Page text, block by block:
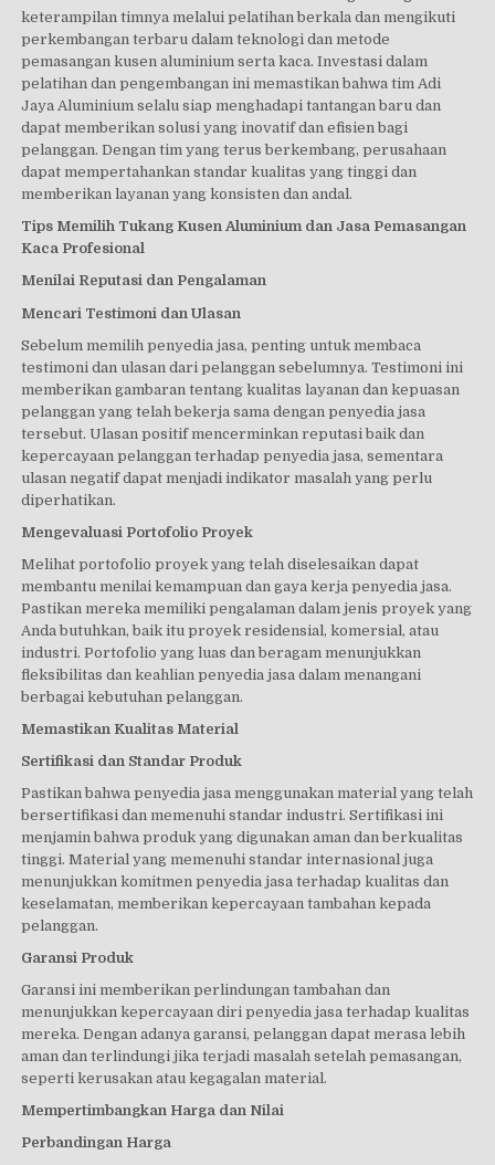
keterampilan timnya melalui pelatihan berkala dan mengikuti
perkembangan terbaru dalam teknologi dan metode
pemasangan kusen aluminium serta kaca. Investasi dalam
pelatihan dan pengembangan ini memastikan bahwa tim Adi
Jaya Aluminium selalu siap menghadapi tantangan baru dan
dapat memberikan solusi yang inovatif dan efisien bagi
pelanggan. Dengan tim yang terus berkembang, perusahaan
dapat mempertahankan standar kualitas yang tinggi dan
memberikan layanan yang konsisten dan andal.
Tips Memilih Tukang Kusen Aluminium dan Jasa Pemasangan
Kaca Profesional
Menilai Reputasi dan Pengalaman
Mencari Testimoni dan Ulasan
Sebelum memilih penyedia jasa, penting untuk membaca
testimoni dan ulasan dari pelanggan sebelumnya. Testimoni ini
memberikan gambaran tentang kualitas layanan dan kepuasan
pelanggan yang telah bekerja sama dengan penyedia jasa
tersebut. Ulasan positif mencerminkan reputasi baik dan
kepercayaan pelanggan terhadap penyedia jasa, sementara
ulasan negatif dapat menjadi indikator masalah yang perlu
diperhatikan.
Mengevaluasi Portofolio Proyek
Melihat portofolio proyek yang telah diselesaikan dapat
membantu menilai kemampuan dan gaya kerja penyedia jasa.
Pastikan mereka memiliki pengalaman dalam jenis proyek yang
Anda butuhkan, baik itu proyek residensial, komersial, atau
industri. Portofolio yang luas dan beragam menunjukkan
fleksibilitas dan keahlian penyedia jasa dalam menangani
berbagai kebutuhan pelanggan.
Memastikan Kualitas Material
Sertifikasi dan Standar Produk
Pastikan bahwa penyedia jasa menggunakan material yang telah
bersertifikasi dan memenuhi standar industri. Sertifikasi ini
menjamin bahwa produk yang digunakan aman dan berkualitas
tinggi. Material yang memenuhi standar internasional juga
menunjukkan komitmen penyedia jasa terhadap kualitas dan
keselamatan, memberikan kepercayaan tambahan kepada
pelanggan.
Garansi Produk
Garansi ini memberikan perlindungan tambahan dan
menunjukkan kepercayaan diri penyedia jasa terhadap kualitas
mereka. Dengan adanya garansi, pelanggan dapat merasa lebih
aman dan terlindungi jika terjadi masalah setelah pemasangan,
seperti kerusakan atau kegagalan material.
Mempertimbangkan Harga dan Nilai
Perbandingan Harga